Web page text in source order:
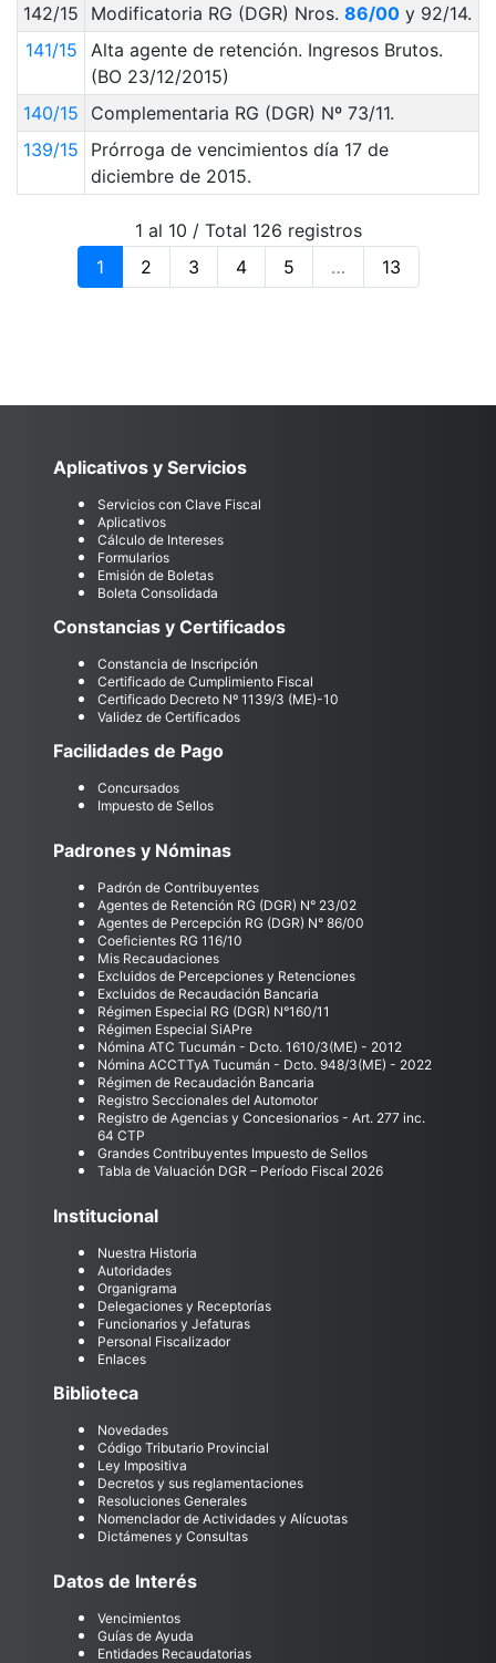
142/15
Modificatoria RG (DGR) Nros. 86/00y 92/14.
141/15
Alta agente de retención. Ingresos Brutos.
(BO 23/12/2015)
140/15
Complementaria RG (DGR) Nº 73/11.
139/15
Prórroga de vencimientos día 17 de
diciembre de 2015.
1 al 10 / Total 126 registros
1
2 3 4 5 … 13
Aplicativos y Servicios
Servicios con Clave Fiscal
Aplicativos
Cálculo de Intereses
Formularios
Emisión de Boletas
Boleta Consolidada
Constancias y Certificados
Constancia de Inscripción
Certificado de Cumplimiento Fiscal
Certificado Decreto Nº 1139/3 (ME)-10
Validez de Certificados
Facilidades de Pago
Concursados
Impuesto de Sellos
Padrones y Nóminas
Padrón de Contribuyentes
Agentes de Retención RG (DGR) N° 23/02
Agentes de Percepción RG (DGR) N° 86/00
Coeficientes RG 116/10
Mis Recaudaciones
Excluidos de Percepciones y Retenciones
Excluidos de Recaudación Bancaria
Régimen Especial RG (DGR) N°160/11
Régimen Especial SiAPre
Nómina ATC Tucumán - Dcto. 1610/3(ME) - 2012
Nómina ACCTTyA Tucumán - Dcto. 948/3(ME) - 2022
Régimen de Recaudación Bancaria
Registro Seccionales del Automotor
Registro de Agencias y Concesionarios - Art. 277 inc.
64 CTP
Grandes Contribuyentes Impuesto de Sellos
Tabla de Valuación DGR – Período Fiscal 2026
Institucional
Nuestra Historia
Autoridades
Organigrama
Delegaciones y Receptorías
Funcionarios y Jefaturas
Personal Fiscalizador
Enlaces
Biblioteca
Novedades
Código Tributario Provincial
Ley Impositiva
Decretos y sus reglamentaciones
Resoluciones Generales
Nomenclador de Actividades y Alícuotas
Dictámenes y Consultas
Datos de Interés
Vencimientos
Guías de Ayuda
Entidades Recaudatorias